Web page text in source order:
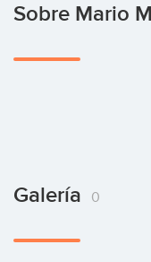
Sobre Mario
Galería 0